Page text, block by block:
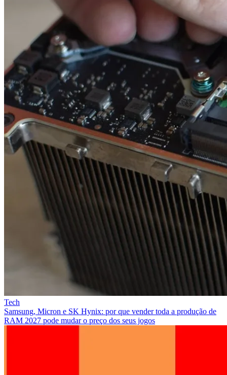
Tech
Samsung, Micron e SK Hynix: por que vender toda a produção de
RAM 2027 pode mudar o preço dos seus jogos